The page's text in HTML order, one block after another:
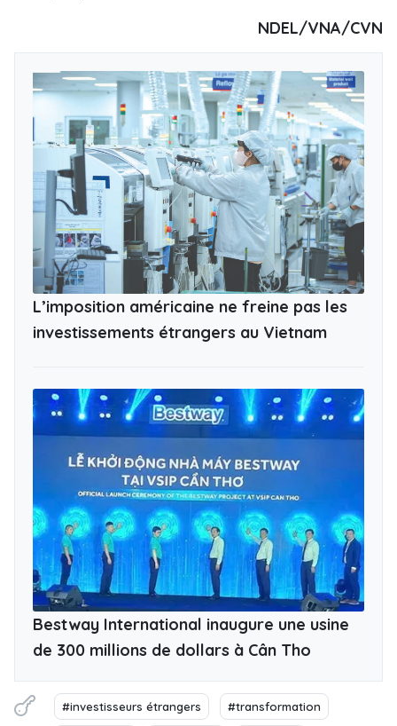
NDEL/VNA/CVN
L’imposition américaine ne freine pas les
investissements étrangers au Vietnam
Bestway International inaugure une usine
de 300 millions de dollars à Cân Tho
#investisseurs étrangers #transformation